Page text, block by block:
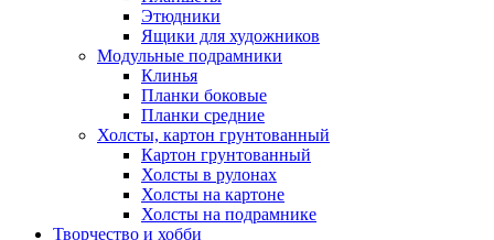
Этюдники
Ящики для художников
Модульные подрамники
Клинья
Планки боковые
Планки средние
Холсты, картон грунтованный
Картон грунтованный
Холсты в рулонах
Холсты на картоне
Холсты на подрамнике
Творчество и хобби